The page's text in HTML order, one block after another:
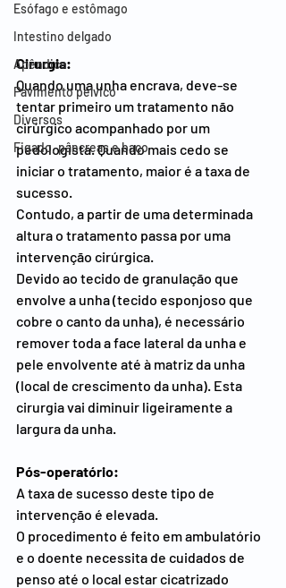
Esófago e estômago
Intestino delgado
Apêndice
Pavimento pélvico
Diversos
Figado, pâncreas e baço
Cirurgia:
Quando uma unha encrava, deve-se
tentar primeiro um tratamento não
cirúrgico acompanhado por um
pedologista. Quando mais cedo se
iniciar o tratamento, maior é a taxa de
sucesso.
Contudo, a partir de uma determinada
altura o tratamento passa por uma
intervenção cirúrgica.
Devido ao tecido de granulação que
envolve a unha (tecido esponjoso que
cobre o canto da unha), é necessário
remover toda a face lateral da unha e
pele envolvente até à matriz da unha
(local de crescimento da unha). Esta
cirurgia vai diminuir ligeiramente a
largura da unha.
Pós-operatório:
A taxa de sucesso deste tipo de
intervenção é elevada.
O procedimento é feito em ambulatório
e o doente necessita de cuidados de
penso até o local estar cicatrizado